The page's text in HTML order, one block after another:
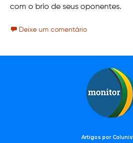
com o brio de seus oponentes.
Deixe um comentário
Artigos por